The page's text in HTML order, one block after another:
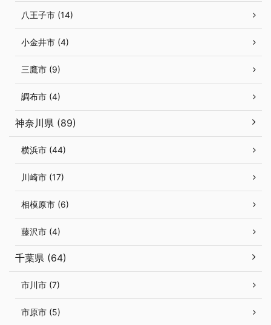
八王子市 (14)
小金井市 (4)
三鷹市 (9)
調布市 (4)
神奈川県 (89)
横浜市 (44)
川崎市 (17)
相模原市 (6)
藤沢市 (4)
千葉県 (64)
市川市 (7)
市原市 (5)